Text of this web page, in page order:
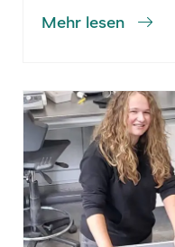
Mehr lesen